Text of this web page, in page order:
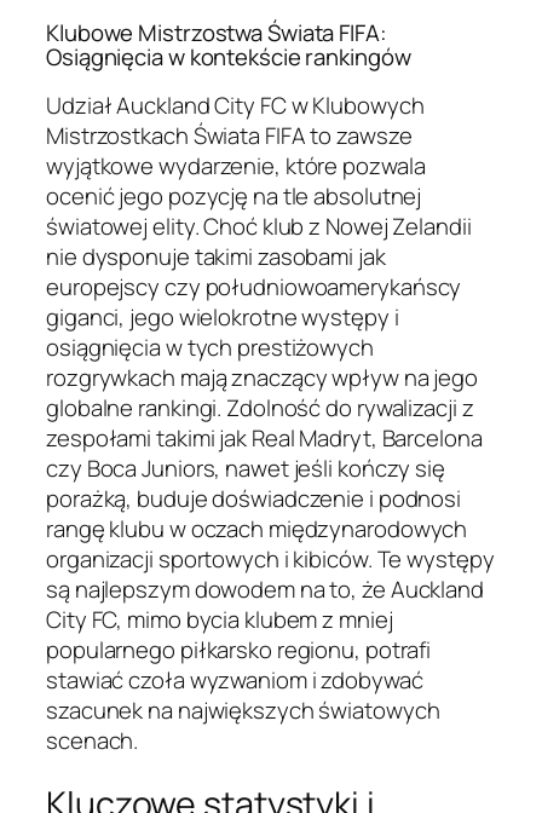
Klubowe Mistrzostwa Świata FIFA:
Osiągnięcia w kontekście rankingów
Udział Auckland City FC w Klubowych
Mistrzostkach Świata FIFA to zawsze
wyjątkowe wydarzenie, które pozwala
ocenić jego pozycję na tle absolutnej
światowej elity. Choć klub z Nowej Zelandii
nie dysponuje takimi zasobami jak
europejscy czy południowoamerykańscy
giganci, jego wielokrotne występy i
osiągnięcia w tych prestiżowych
rozgrywkach mają znaczący wpływ na jego
globalne rankingi. Zdolność do rywalizacji z
zespołami takimi jak Real Madryt, Barcelona
czy Boca Juniors, nawet jeśli kończy się
porażką, buduje doświadczenie i podnosi
rangę klubu w oczach międzynarodowych
organizacji sportowych i kibiców. Te występy
są najlepszym dowodem na to, że Auckland
City FC, mimo bycia klubem z mniej
popularnego piłkarsko regionu, potrafi
stawiać czoła wyzwaniom i zdobywać
szacunek na największych światowych
scenach.